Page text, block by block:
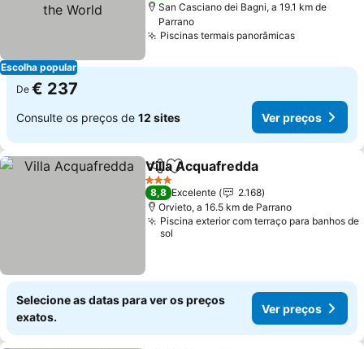
Escolha popular
San Casciano dei Bagni, a 19.1 km de
Parrano
Piscinas termais panorâmicasVer preços
De € 237
Consulte os preços de 12 sites Ver preços
PartilharAdicionar aos favoritos
Villa Acquafredda
3 Estrelas
8,8 Excelente
2.168
Orvieto, a 16.5 km de Parrano
Piscina exterior com terraço para banhos de
sol
Selecione as datas para ver os preços
exatos.
Ver preços